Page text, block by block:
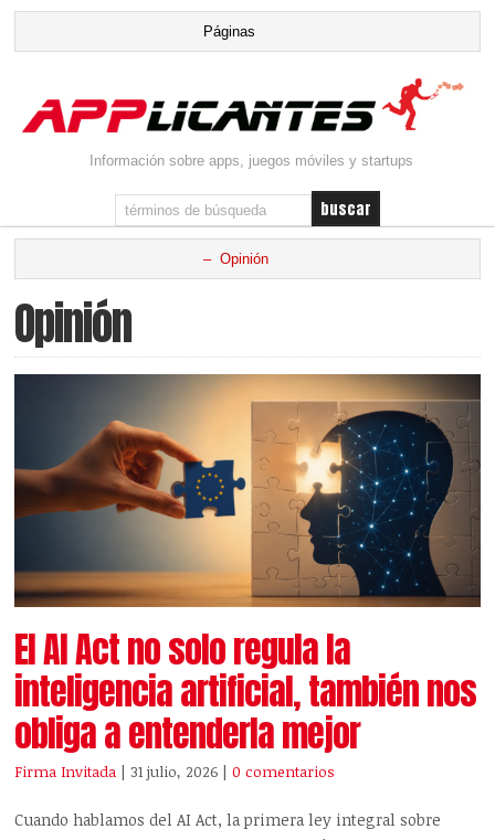
Información sobre apps, juegos móviles y startups
Opinión
El AI Act no solo regula la
inteligencia artificial, también nos
obliga a entenderla mejor
Firma Invitada | 31 julio, 2026 |0 comentarios
Cuando hablamos del AI Act, la primera ley integral sobre